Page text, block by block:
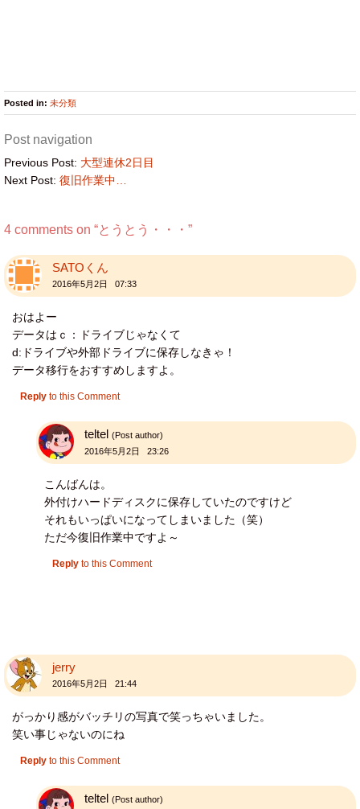
Posted in: 未分類
Post navigation
Previous Post: 大型連休2日目
Next Post: 復旧作業中…
4 comments on “とうとう・・・ ”
SATOくん
2016年5月2日 07:33
おはよー
データはｃ：ドライブじゃなくて
d:ドライブや外部ドライブに保存しなきゃ！
データ移行をおすすめしますよ。
Reply to this Comment
teltel (Post author)
2016年5月2日 23:26
こんばんは。
外付けハードディスクに保存していたのですけど
それもいっぱいになってしまいました（笑）
ただ今復旧作業中ですよ～
Reply to this Comment
jerry
2016年5月2日 21:44
がっかり感がバッチリの写真で笑っちゃいました。
笑い事じゃないのにね
Reply to this Comment
teltel (Post author)